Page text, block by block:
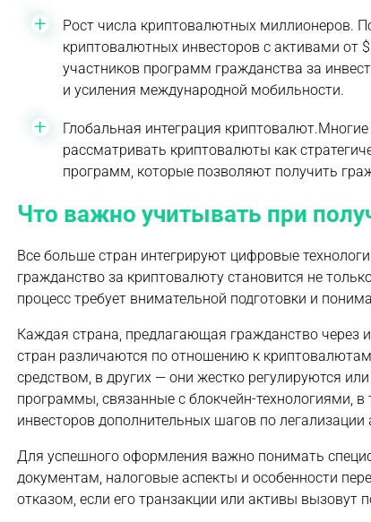
Рост числа криптовалютных миллионеров.
криптовалютных инвесторов с активами от
участников программ гражданства за
и усиления международной мобильности.
Глобальная интеграция
рассматривать криптовалюты как
программ, которые позволяют получить
Что важно учитывать при
Все больше стран интегрируют цифровые
гражданство за криптовалюту становится не
процесс требует внимательной подготовки и
Каждая страна, предлагающая гражданство через
стран различаются по отношению к
средством, в других — они жестко регулируются
программы, связанные с блокчейн-технологиями,
инвесторов дополнительных шагов по легализации
Для успешного оформления важно понимать
документам, налоговые аспекты и особенности
отказом, если его транзакции или активы вызовут